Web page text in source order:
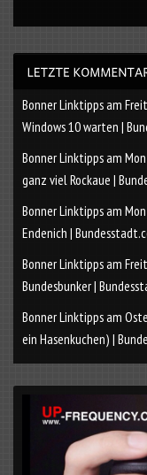
Bonner Linktipps am
Windows 10 warten |
Bonner Linktipps am
ganz viel Rockaue |
Bonner Linktipps am
Endenich |
Bonner Linktipps am
Bundesbunker |
Bonner Linktipps am
ein Hasenkuchen) |